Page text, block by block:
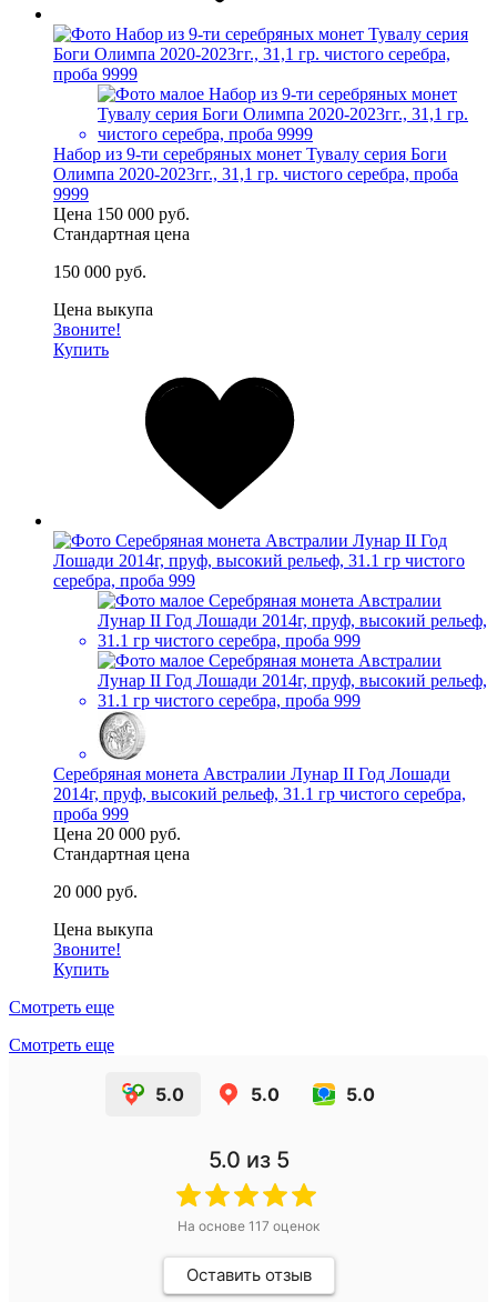
Набор из 9-ти серебряных монет Тувалу серия Боги
Олимпа 2020-2023гг., 31,1 гр. чистого серебра, проба
9999
Цена 150 000 руб.
Стандартная цена
150 000 руб.
Цена выкупа
Звоните!
Купить
Серебряная монета Австралии Лунар II Год Лошади
2014г, пруф, высокий рельеф, 31.1 гр чистого серебра,
проба 999
Цена 20 000 руб.
Стандартная цена
20 000 руб.
Цена выкупа
Звоните!
Купить
Смотреть еще
Смотреть еще
5.0 5.0 5.0
5.0 из 5
На основе 117 оценок
Оставить отзыв